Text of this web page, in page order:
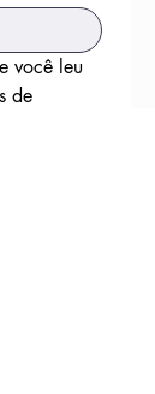
você leu
de